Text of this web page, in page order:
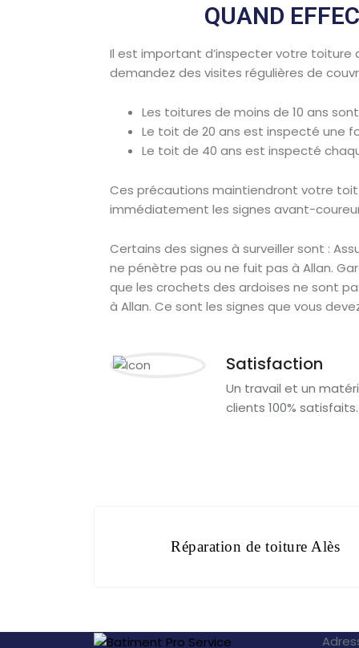
QUAND
Il est important d’inspecter votre toiture
demandez des visites régulières de
Les toitures de moins de 10 ans
Le toit de 20 ans est inspecté une
Le toit de 40 ans est inspecté
Ces précautions maintiendront votre
immédiatement les signes avant-
Certains des signes à surveiller sont :
ne pénètre pas ou ne fuit pas à Allan.
que les crochets des ardoises ne sont
à Allan. Ce sont les signes que vous
Satisfaction
Un travail et un
clients 100% satisfaits.
Réparation de toiture Alès